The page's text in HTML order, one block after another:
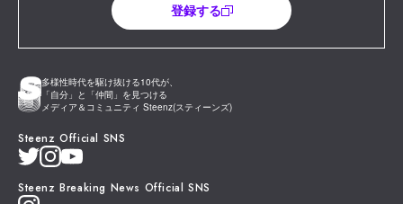
多様性時代を駆け抜ける10代が、
「自分」と「仲間」を見つける
メディア＆コミュニティ Steenz(スティーンズ)
Steenz Official SNS
Steenz Breaking News Official SNS
登録する